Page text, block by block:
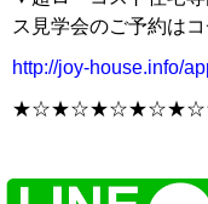
ス見学会のご予約はコ
http://joy-house.info/